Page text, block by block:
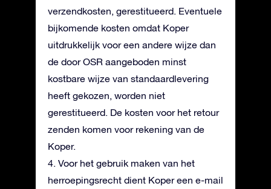
verzendkosten, gerestitueerd. Eventuele
bijkomende kosten omdat Koper
uitdrukkelijk voor een andere wijze dan
de door OSR aangeboden minst
kostbare wijze van standaardlevering
heeft gekozen, worden niet
gerestitueerd. De kosten voor het retour
zenden komen voor rekening van de
Koper.
4. Voor het gebruik maken van het
herroepingsrecht dient Koper een e-mail